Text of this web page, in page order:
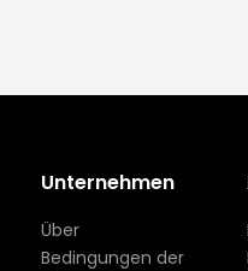
Unternehmen
Über
Bedingungen der